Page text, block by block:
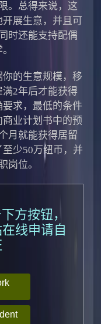
。总得来说，这
展生意，并且可
时还能支持配偶
的生意规模，移
2年后才能获得
求，最低的条件
业计划书中的预
月就能获得居留
少50万纽币，并
岗位。
方按钮，
线申请自